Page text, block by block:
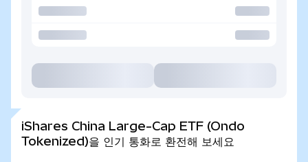
iShares China Large-Cap ETF (Ondo
Tokenized)을 인기 통화로 환전해 보세요